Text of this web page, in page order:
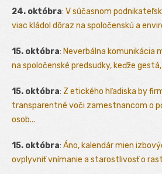
24. októbra: V súčasnom
viac kládol dôraz na spoločenskú a
15. októbra: Neverbálna komunikácia
na spoločenské predsudky, keďže
15. októbra: Z etického hľadiska by
transparentné voči zamestnancom o
osob...
15. októbra: Áno, kalendár mien
ovplyvniť vnímanie a starostlivosť o